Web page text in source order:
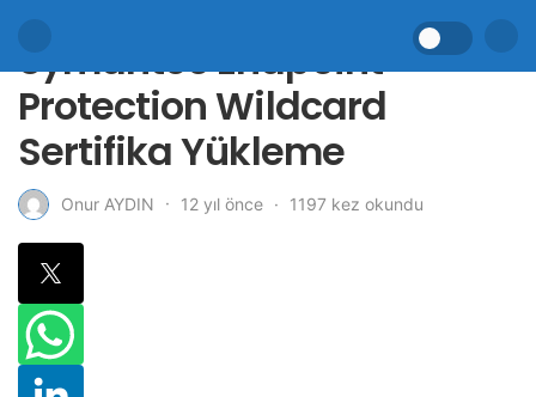
Symantec Endpoint
Protection Wildcard
Sertifika Yükleme
Onur AYDIN 12 yıl önce 1197 kez okundu